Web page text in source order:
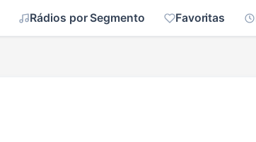
Rádios por Segmento Favoritas